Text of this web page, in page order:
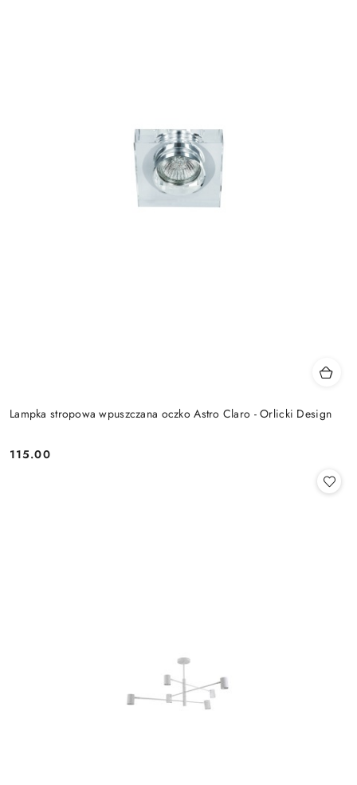
Lampka stropowa wpuszczana oczko Astro Claro - Orlicki Design
Cena:
115.00